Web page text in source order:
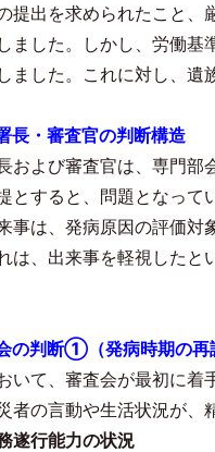
提出を求められたこと、
ました。しかし、労働
ました。これに対し、遺
長・審査官の判断構造
および審査官は、専門部
とすると、問題となって
事は、発病原因の評価対
は、出来事を軽視したと
の判断①（発病時期の再
いて、審査会が最初に着
者の言動や生活状況が、
遂行能力の状況